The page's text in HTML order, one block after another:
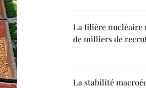
La filière nucléaire
de milliers de
La stabilité